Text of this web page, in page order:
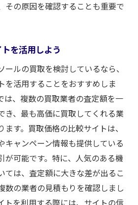
その原因を確認することも重要で
を活用しよう
ルの買取を検討しているなら、
を活用することをおすすめしま
は、複数の買取業者の査定額を一
き、最も高価に買取してくれる業
す。買取価格の比較サイトは、
キャンペーン情報も提供している
が可能です。特に、人気のある機
ては、査定額に大きな差が出るこ
数の業者の見積もりを確認しまし
トを利用する際には、サイトの信